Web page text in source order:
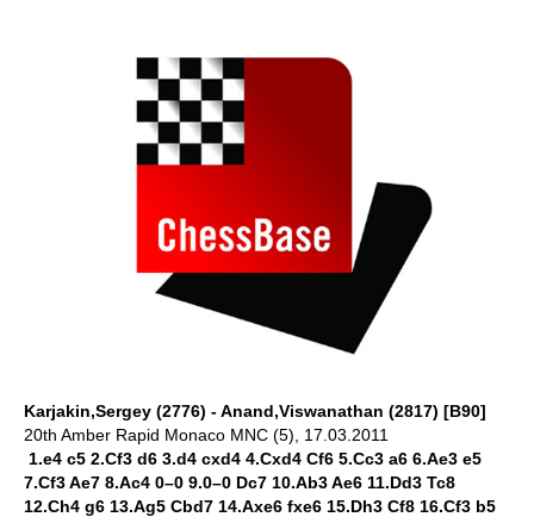
Karjakin,Sergey (2776) - Anand,Viswanathan (2817) [B90]
20th Amber Rapid Monaco MNC (5), 17.03.2011
1.e4 c5 2.Cf3 d6 3.d4 cxd4 4.Cxd4 Cf6 5.Cc3 a6 6.Ae3 e5
7.Cf3 Ae7 8.Ac4 0–0 9.0–0 Dc7 10.Ab3 Ae6 11.Dd3 Tc8
12.Ch4 g6 13.Ag5 Cbd7 14.Axe6 fxe6 15.Dh3 Cf8 16.Cf3 b5